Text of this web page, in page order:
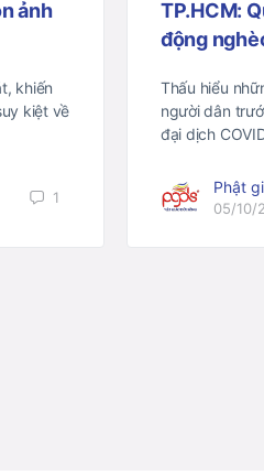
ảnh
khiến
kiệt về
1
TP.HCM:
động
Thấu hiểu
người dân
đại dịch
Phật
05/10/